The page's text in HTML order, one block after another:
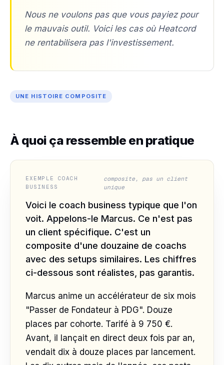
Nous ne voulons pas que vous payiez pour
le mauvais outil. Voici les cas où Heatcord
ne rentabilisera pas l'investissement.
UNE HISTOIRE COMPOSITE
À quoi ça ressemble en pratique
EXEMPLE COACH
BUSINESS
Voici le coach business typique que l'on
voit. Appelons-le Marcus. Ce n'est pas
un client spécifique. C'est un
composite d'une douzaine de coachs
avec des setups similaires. Les chiffres
ci-dessous sont réalistes, pas garantis.
Marcus anime un accélérateur de six mois
"Passer de Fondateur à PDG". Douze
places par cohorte. Tarifé à 9 750 €.
Avant, il lançait en direct deux fois par an,
vendait dix à douze places par lancement.